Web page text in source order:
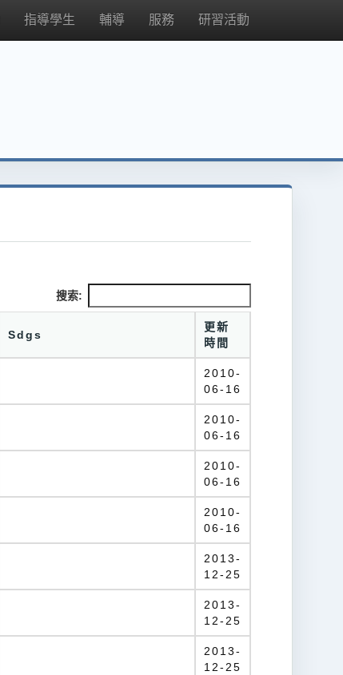
指導學生 輔導 服務 研習活動
搜索:
Sdgs
更新
時間
2010-
06-16
2010-
06-16
2010-
06-16
2010-
06-16
2013-
12-25
2013-
12-25
2013-
12-25